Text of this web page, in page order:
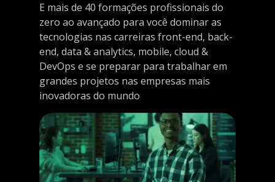
E mais de 40 formações profissionais do
zero ao avançado para você dominar as
tecnologias nas carreiras front-end, back-
end, data & analytics, mobile, cloud &
DevOps e se preparar para trabalhar em
grandes projetos nas empresas mais
inovadoras do mundo